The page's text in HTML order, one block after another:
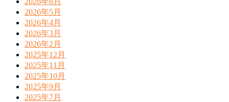
2026年5月
2026年4月
2026年3月
2026年2月
2025年12月
2025年11月
2025年10月
2025年9月
2025年7月